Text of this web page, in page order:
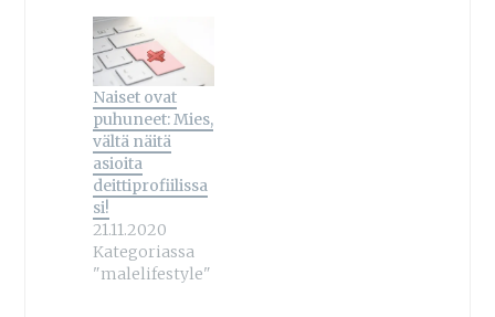
Naiset ovat
puhuneet: Mies,
vältä näitä
asioita
deittiprofiilissa
si!
21.11.2020
Kategoriassa
"malelifestyle"